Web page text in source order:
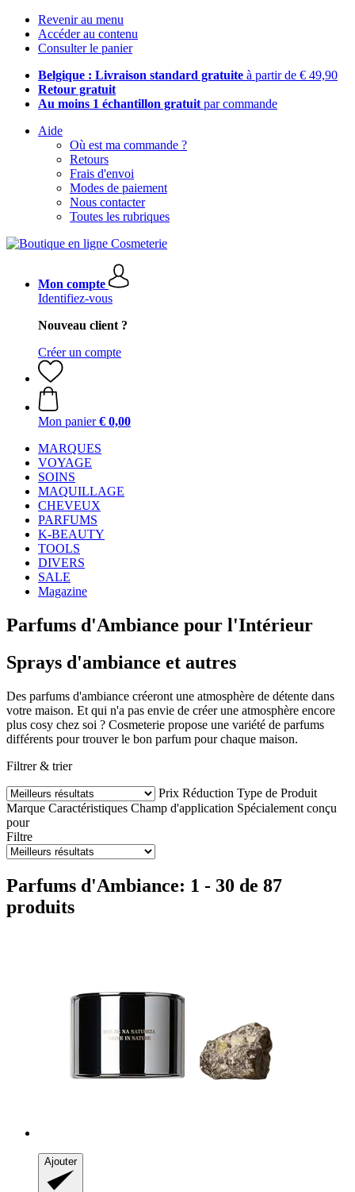
Revenir au menu
Accéder au contenu
Consulter le panier
Belgique : Livraison standard gratuite à partir de € 49,90
Retour gratuit
Au moins 1 échantillon gratuit par commande
Aide
Où est ma commande ?
Retours
Frais d'envoi
Modes de paiement
Nous contacter
Toutes les rubriques
Mon compte
Identifiez-vous
Nouveau client ?
Créer un compte
Mon panier € 0,00
MARQUES
VOYAGE
SOINS
MAQUILLAGE
CHEVEUX
PARFUMS
K-BEAUTY
TOOLS
DIVERS
SALE
Magazine
Parfums d'Ambiance pour l'Intérieur
Sprays d'ambiance et autres
Des parfums d'ambiance créeront une atmosphère de détente dans
votre maison. Et qui n'a pas envie de créer une atmosphère encore
plus cosy chez soi ? Cosmeterie propose une variété de parfums
différents pour trouver le bon parfum pour chaque maison.
Filtrer & trier
Prix Réduction Type de Produit
Marque Caractéristiques Champ d'application Spécialement conçu
pour
Filtre
Parfums d'Ambiance: 1 - 30 de 87
produits
Ajouter